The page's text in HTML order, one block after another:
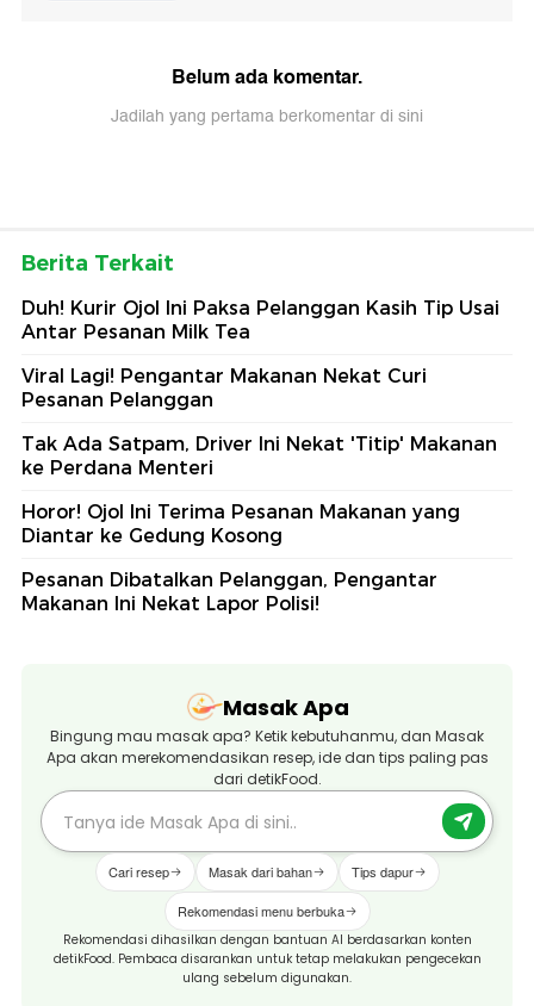
Belum ada komentar.
Jadilah yang pertama berkomentar di sini
Berita Terkait
Duh! Kurir Ojol Ini Paksa Pelanggan Kasih Tip Usai
Antar Pesanan Milk Tea
Viral Lagi! Pengantar Makanan Nekat Curi
Pesanan Pelanggan
Tak Ada Satpam, Driver Ini Nekat 'Titip' Makanan
ke Perdana Menteri
Horor! Ojol Ini Terima Pesanan Makanan yang
Diantar ke Gedung Kosong
Pesanan Dibatalkan Pelanggan, Pengantar
Makanan Ini Nekat Lapor Polisi!
Masak Apa
Bingung mau masak apa? Ketik kebutuhanmu, dan Masak
Apa akan merekomendasikan resep, ide dan tips paling pas
dari detikFood.
Cari resep Masak dari bahan Tips dapur
Rekomendasi menu berbuka
Rekomendasi dihasilkan dengan bantuan AI berdasarkan konten
detikFood. Pembaca disarankan untuk tetap melakukan pengecekan
ulang sebelum digunakan.